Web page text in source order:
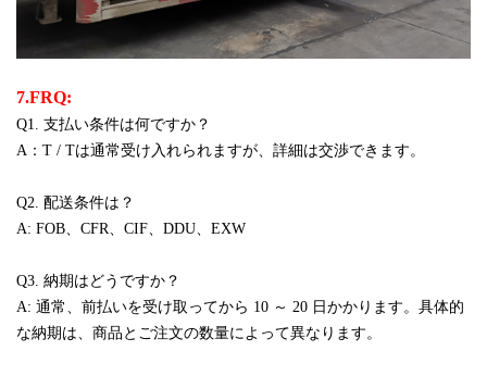
7.FRQ:
Q1. 支払い条件は何ですか？
A：T / Tは通常受け入れられますが、詳細は交渉できます。
Q2. 配送条件は？
A: FOB、CFR、CIF、DDU、EXW
Q3. 納期はどうですか？
A: 通常、前払いを受け取ってから 10 ～ 20 日かかります。具体的
な納期は、商品とご注文の数量によって異なります。